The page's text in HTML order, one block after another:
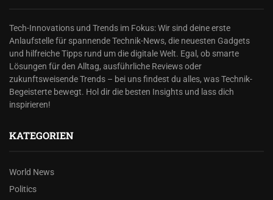
Tech-Innovations und Trends im Fokus: Wir sind deine erste
Anlaufstelle für spannende Technik-News, die neuesten Gadgets
und hilfreiche Tipps rund um die digitale Welt. Egal, ob smarte
Lösungen für den Alltag, ausführliche Reviews oder
zukunftsweisende Trends – bei uns findest du alles, was Technik-
Begeisterte bewegt. Hol dir die besten Insights und lass dich
inspirieren!
KATEGORIEN
World News
Politics